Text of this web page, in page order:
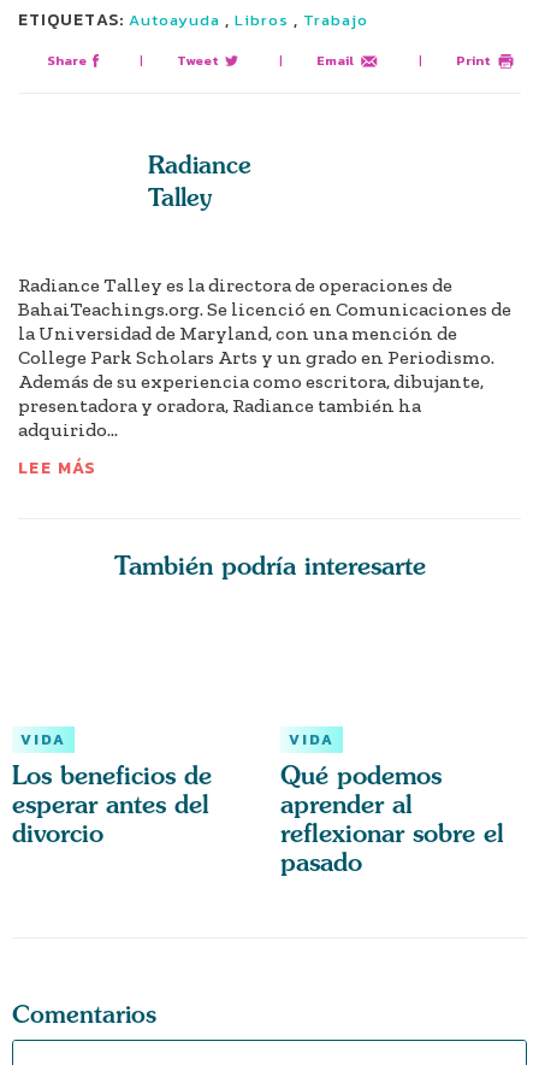
ETIQUETAS: Autoayuda ,Libros , Trabajo
Share | Tweet | Email | Print
Radiance
Talley
Radiance Talley es la directora de operaciones de
BahaiTeachings.org. Se licenció en Comunicaciones de
la Universidad de Maryland, con una mención de
College Park Scholars Arts y un grado en Periodismo.
Además de su experiencia como escritora, dibujante,
presentadora y oradora, Radiance también ha
adquirido...
LEE MÁS
También podría interesarte
VIDA
Los beneficios de
esperar antes del
divorcio
VIDA
Qué podemos
aprender al
reflexionar sobre el
pasado
Comentarios